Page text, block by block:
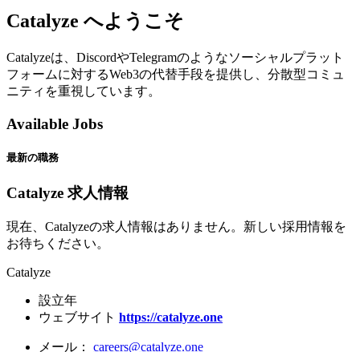
Catalyze へようこそ
Catalyzeは、DiscordやTelegramのようなソーシャルプラット
フォームに対するWeb3の代替手段を提供し、分散型コミュ
ニティを重視しています。
Available Jobs
最新の職務
Catalyze 求人情報
現在、Catalyzeの求人情報はありません。新しい採用情報を
お待ちください。
Catalyze
設立年
ウェブサイト https://catalyze.one
メール： careers@catalyze.one